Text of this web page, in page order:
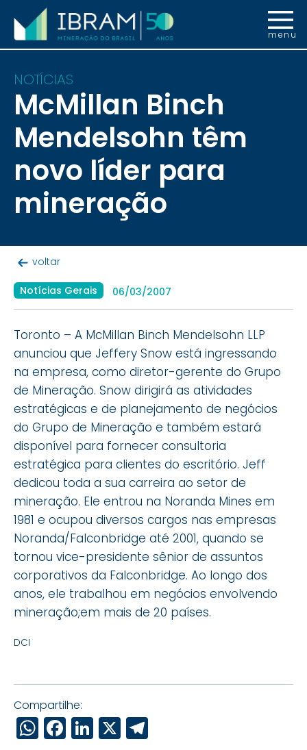
menu
NOTÍCIAS
McMillan Binch
Mendelsohn têm
novo líder para
mineração
voltar
Notícias Gerais 06/03/2007
Toronto – A McMillan Binch Mendelsohn LLP
anunciou que Jeffery Snow está ingressando
na empresa, como diretor-gerente do Grupo
de Mineração. Snow dirigirá as atividades
estratégicas e de planejamento de negócios
do Grupo de Mineração e também estará
disponível para fornecer consultoria
estratégica para clientes do escritório. Jeff
dedicou toda a sua carreira ao setor de
mineração. Ele entrou na Noranda Mines em
1981 e ocupou diversos cargos nas empresas
Noranda/Falconbridge até 2001, quando se
tornou vice-presidente sênior de assuntos
corporativos da Falconbridge. Ao longo dos
anos, ele trabalhou em negócios envolvendo
mineração;em mais de 20 países.
DCI
Compartilhe:
WhatsApp
Facebook
LinkedIn
X